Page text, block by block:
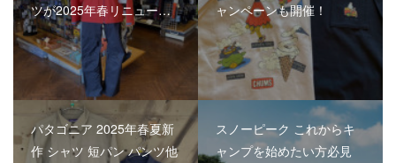
ツが2025年春リニュー…
ャンペーンも開催！
パタゴニア 2025年春夏新
作 シャツ 短パン パンツ他
スノーピーク これからキ
ャンプを始めたい方必見